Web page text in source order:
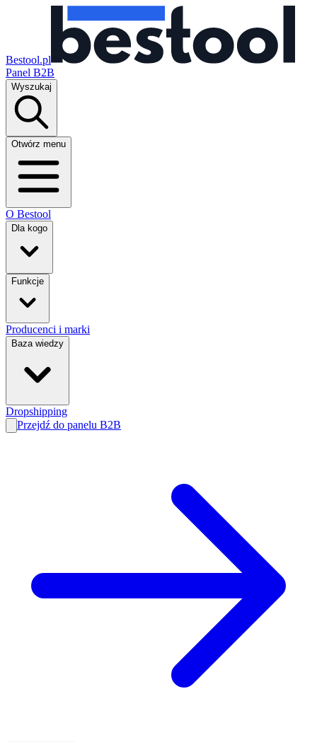
Bestool.pl
Panel B2B
Wyszukaj
Otwórz menu
O Bestool
Dla kogo
Funkcje
Producenci i marki
Baza wiedzy
Dropshipping
Przejdź do panelu B2B